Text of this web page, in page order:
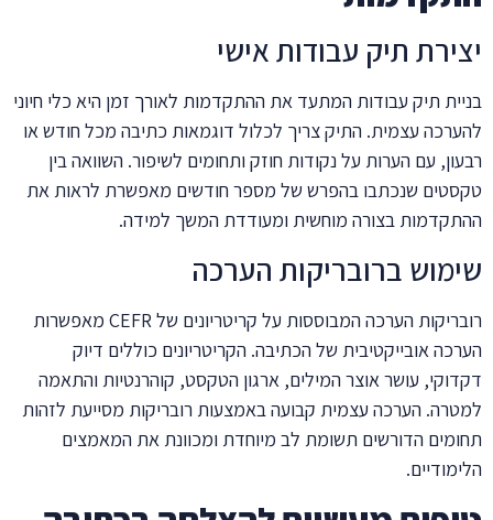
יצירת תיק עבודות אישי
בניית תיק עבודות המתעד את ההתקדמות לאורך זמן היא כלי חיוני
להערכה עצמית. התיק צריך לכלול דוגמאות כתיבה מכל חודש או
רבעון, עם הערות על נקודות חוזק ותחומים לשיפור. השוואה בין
טקסטים שנכתבו בהפרש של מספר חודשים מאפשרת לראות את
ההתקדמות בצורה מוחשית ומעודדת המשך למידה.
שימוש ברובריקות הערכה
רובריקות הערכה המבוססות על קריטריונים של CEFR מאפשרות
הערכה אובייקטיבית של הכתיבה. הקריטריונים כוללים דיוק
דקדוקי, עושר אוצר המילים, ארגון הטקסט, קוהרנטיות והתאמה
למטרה. הערכה עצמית קבועה באמצעות רובריקות מסייעת לזהות
תחומים הדורשים תשומת לב מיוחדת ומכוונת את המאמצים
הלימודיים.